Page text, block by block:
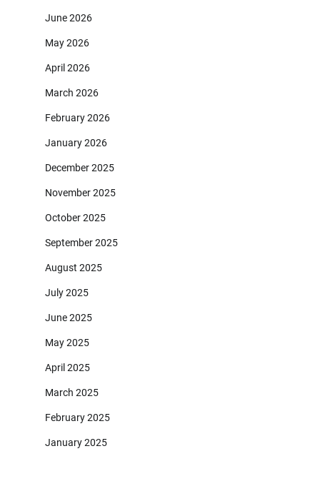
June 2026
May 2026
April 2026
March 2026
February 2026
January 2026
December 2025
November 2025
October 2025
September 2025
August 2025
July 2025
June 2025
May 2025
April 2025
March 2025
February 2025
January 2025